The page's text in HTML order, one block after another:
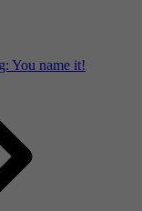
You name it!